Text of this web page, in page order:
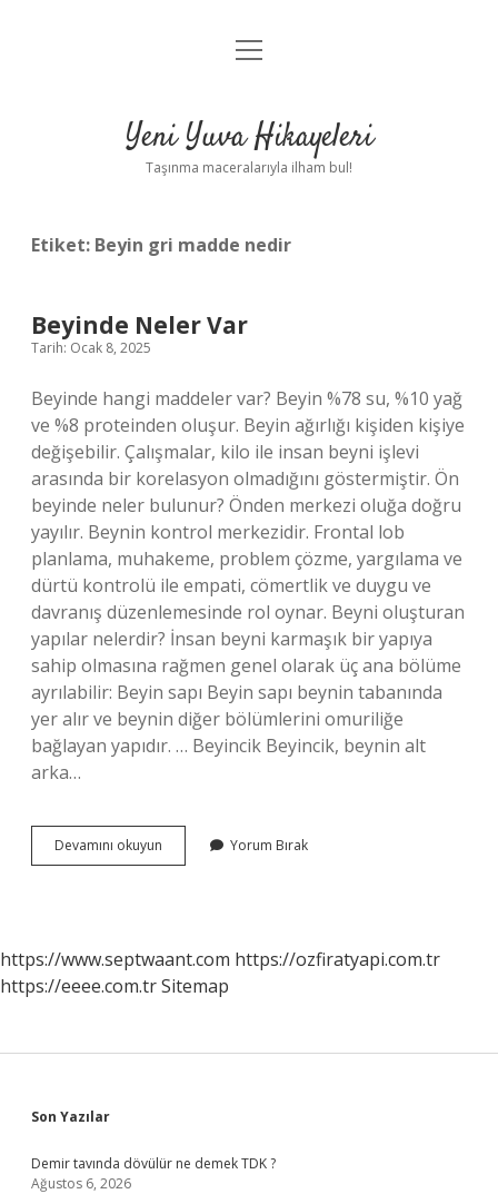
Anasayfa
Yasal Uyarı
menüyü
Yeni Yuva Hikayeleri
Taşınma maceralarıyla ilham bul!
Etiket: Beyin gri madde nedir
Beyinde Neler Var
Tarih: Ocak 8, 2025
Beyinde hangi maddeler var? Beyin %78 su, %10 yağ
ve %8 proteinden oluşur. Beyin ağırlığı kişiden kişiye
değişebilir. Çalışmalar, kilo ile insan beyni işlevi
arasında bir korelasyon olmadığını göstermiştir. Ön
beyinde neler bulunur? Önden merkezi oluğa doğru
yayılır. Beynin kontrol merkezidir. Frontal lob
planlama, muhakeme, problem çözme, yargılama ve
dürtü kontrolü ile empati, cömertlik ve duygu ve
davranış düzenlemesinde rol oynar. Beyni oluşturan
yapılar nelerdir? İnsan beyni karmaşık bir yapıya
sahip olmasına rağmen genel olarak üç ana bölüme
ayrılabilir: Beyin sapı Beyin sapı beynin tabanında
yer alır ve beynin diğer bölümlerini omuriliğe
bağlayan yapıdır. … Beyincik Beyincik, beynin alt
arka…
Devamını okuyun Beyinde
Neler
Yorum Bırak
https://www.septwaant.com https://ozfiratyapi.com.tr
https://eeee.com.trSitemap
Sidebar
Son Yazılar
Demir tavında dövülür ne demek TDK ?
Ağustos 6, 2026